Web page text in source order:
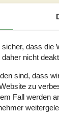
einen
Jahre
Das
Bestecken,
alles
sehr klein und
und das
dass die
nicht
sind, dass
zu
Fall werden